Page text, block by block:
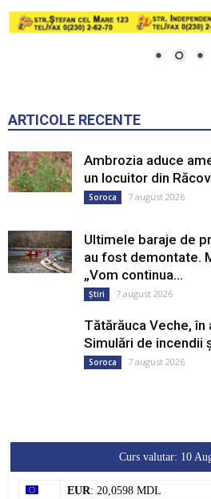
ARTICOLE RECENTE
Ambrozia aduce
un locuitor din
Soroca 7 august 2026
Ultimele baraje de
au fost demontate.
„Vom continua...
Știri 7 august 2026
Tătărăuca Veche,
Simulări de incendii
Soroca 7 august 2026
Curs valutar: 10
EUR: 20,0598 MDL